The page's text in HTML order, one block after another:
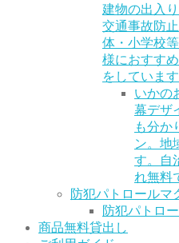
建物の出入
交通事故防
体・小学校
様におすす
をしています
いかの
幕デザ
も分か
ン。地
す。自
れ無料
防犯パトロールマ
防犯パトロ
商品無料貸出し